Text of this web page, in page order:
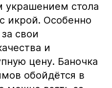
украшением стола
икрой. Особенно
свои
и
цену. Баночка
обойдётся в